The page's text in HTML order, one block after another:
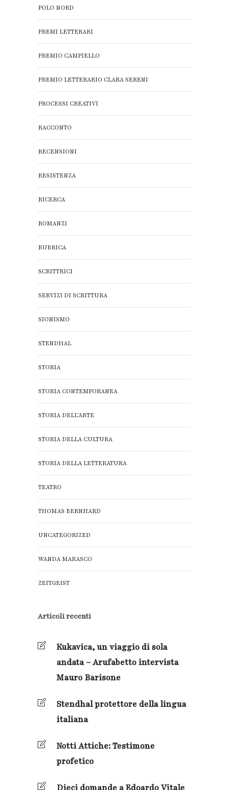
POLO NORD
PREMI LETTERARI
PREMIO CAMPIELLO
PREMIO LETTERARIO CLARA SERENI
PROCESSI CREATIVI
RACCONTO
RECENSIONI
RESISTENZA
RICERCA
ROMANZI
RUBRICA
SCRITTRICI
SERVIZI DI SCRITTURA
SIONISMO
STENDHAL
STORIA
STORIA CONTEMPORANEA
STORIA DELL'ARTE
STORIA DELLA CULTURA
STORIA DELLA LETTERATURA
TEATRO
THOMAS BERNHARD
UNCATEGORIZED
WANDA MARASCO
ZEITGEIST
Articoli recenti
Kukavica, un viaggio di sola
andata – Arufabetto intervista
Mauro Barisone
Stendhal protettore della lingua
italiana
Notti Attiche: Testimone
profetico